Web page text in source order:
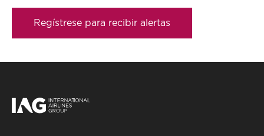
Regístrese para recibir alertas